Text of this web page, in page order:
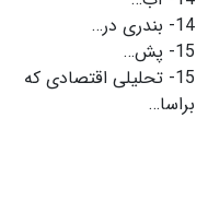
14- بندری در…
15- پش…
15- تحلیلی اقتصادی که
براسا…